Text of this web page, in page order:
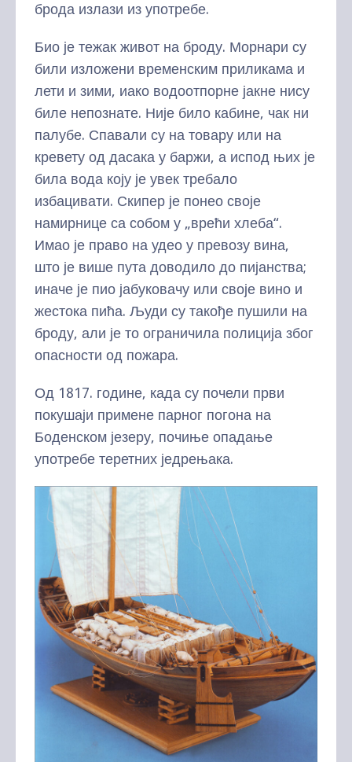
брода излази из употребе.
Био је тежак живот на броду. Морнари су
били изложени временским приликама и
лети и зими, иако водоотпорне јакне нису
биле непознате. Није било кабине, чак ни
палубе. Спавали су на товару или на
кревету од дасака у баржи, а испод њих је
била вода коју је увек требало
избацивати. Скипер је понео своје
намирнице са собом у „врећи хлеба“.
Имао је право на удео у превозу вина,
што је више пута доводило до пијанства;
иначе је пио јабуковачу или своје вино и
жестока пића. Људи су такође пушили на
броду, али је то ограничила полиција због
опасности од пожара.
Од 1817. године, када су почели први
покушаји примене парног погона на
Боденском језеру, почиње опадање
употребе теретних једрењака.